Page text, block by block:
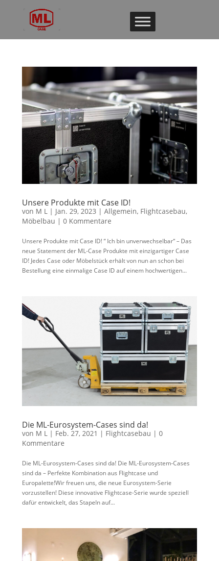
Unsere Produkte mit Case ID!
von M L| Jan. 29, 2023 | Allgemein, Flightcasebau,
Möbelbau | 0 Kommentare
Unsere Produkte mit Case ID! “ Ich bin unverwechselbar“ – Das
neue Statement der ML-Case Produkte mit einzigartiger Case
ID! Jedes Case oder Möbelstück erhält von nun an schon bei
Bestellung eine einmalige Case ID auf einem hochwertigen...
Die ML-Eurosystem-Cases sind da!
von M L| Feb. 27, 2021 | Flightcasebau | 0
Kommentare
Die ML-Eurosystem-Cases sind da! Die ML-Eurosystem-Cases
sind da – Perfekte Kombination aus Flightcase und
Europalette!Wir freuen uns, die neue Eurosystem-Serie
vorzustellen! Diese innovative Flightcase-Serie wurde speziell
dafür entwickelt, das Stapeln auf...